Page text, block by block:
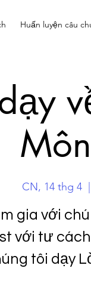
Huấn luyện câu
CN, 14 thg 4
gia với
với tư
tôi dạy